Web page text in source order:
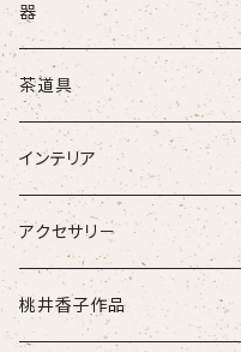
器
茶道具
インテリア
アクセサリ－
桃井香子作品